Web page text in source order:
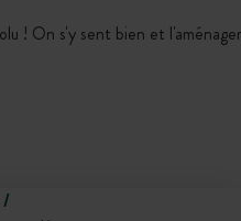
! On s'y sent bien et
/